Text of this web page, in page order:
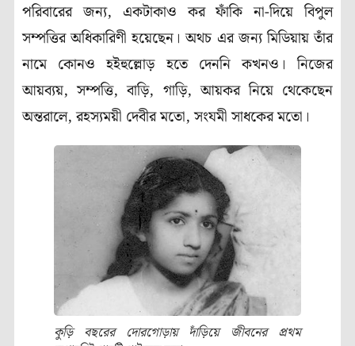
পরিবারের জন্য, একটাকাও কর ফাঁকি না-দিয়ে বিপুল
সম্পত্তির অধিকারিণী হয়েছেন। অথচ এর জন্য মিডিয়ায় তাঁর
নামে কোনও হইহুল্লোড় হতে দেননি কখনও। নিজের
আয়ব্যয়, সম্পত্তি, বাড়ি, গাড়ি, আয়কর নিয়ে থেকেছেন
অন্তরালে, রহস্যময়ী দেবীর মতো, সংযমী সাধকের মতো।
কুড়ি বছরের দোরগোড়ায় দাঁড়িয়ে জীবনের প্রথম